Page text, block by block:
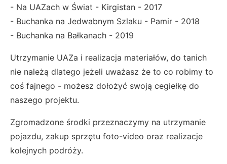
- Na UAZach w Świat - Kirgistan - 2017
- Buchanka na Jedwabnym Szlaku - Pamir - 2018
- Buchanka na Bałkanach - 2019
Utrzymanie UAZa i realizacja materiałów, do tanich
nie należą dlatego jeżeli uważasz że to co robimy to
coś fajnego - możesz dołożyć swoją cegiełkę do
naszego projektu.
Zgromadzone środki przeznaczymy na utrzymanie
pojazdu, zakup sprzętu foto-video oraz realizacje
kolejnych podróży.